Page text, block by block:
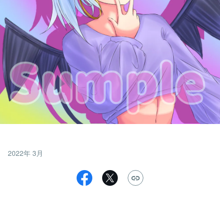
2022年 3月